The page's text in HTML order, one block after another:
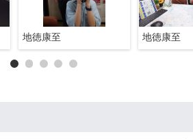
地徳康至 地徳康至